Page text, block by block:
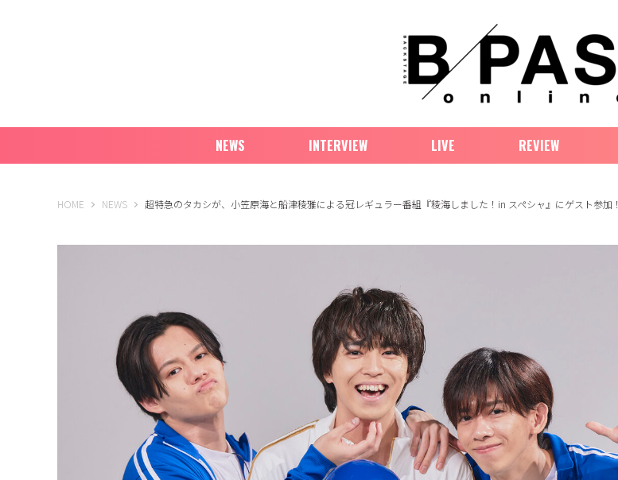
NEWS INTERVIEW LIVE REVIEW
HOME B-PASS ONLINE
NEWS 超特急のタカシが、小笠原海と船津稜雅による冠レギュラー番組『稜海しました！in スペシャ』にゲスト参加！